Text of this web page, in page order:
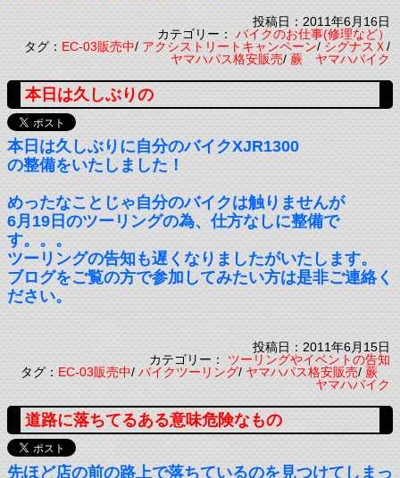
投稿日：2011年6月16日
カテゴリー：バイクのお仕事(修理など）
タグ：EC-03販売中/アクシストリートキャンペーン/シグナスＸ/
ヤマハパス格安販売/蕨 ヤマハバイク
本日は久しぶりの
本日は久しぶりに自分のバイクXJR1300
の整備をいたしました！
めったなことじゃ自分のバイクは触りませんが
6月19日のツーリングの為、仕方なしに整備で
す。。。
ツーリングの告知も遅くなりましたがいたします。
ブログをご覧の方で参加してみたい方は是非ご連絡く
ださい。
投稿日：2011年6月15日
カテゴリー：ツーリングやイベントの告知
タグ：EC-03販売中/バイクツーリング/ヤマハパス格安販売/蕨
ヤマハバイク
道路に落ちてるある意味危険なもの
先ほど店の前の路上で落ちているのを見つけてしまっ